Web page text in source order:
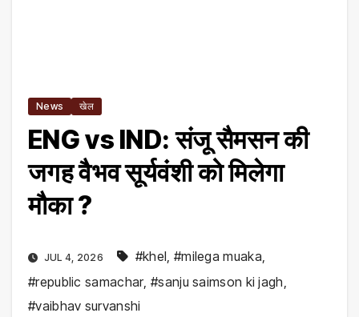
News खेल
ENG vs IND: संजू सैमसन की
जगह वैभव सूर्यवंशी को मिलेगा
मौका ?
JUL 4, 2026 #khel #milega muaka
#republic samachar,#sanju saimson ki jagh
#vaibhav survanshi